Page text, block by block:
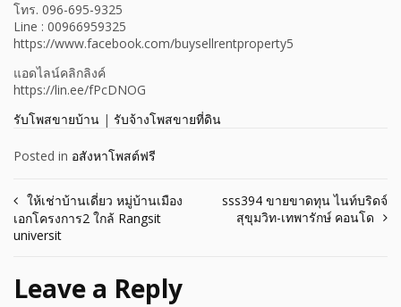
โทร. 096-695-9325
Line : 00966959325
https://www.facebook.com/buysellrentproperty5
แอดไลน์คลิกลิงค์
https://lin.ee/fPcDNOG
รับโพสขายบ้าน | รับจ้างโพสขายที่ดิน
Posted in อสังหาโพสต์ฟรี
Post
navigation
ให้เช่าบ้านเดี่ยว หมู่บ้านเมือง
เอกโครงการ2 ใกล้ Rangsit
universit
sss394 ขายขาดทุน ไนท์บริดจ์
สุขุมวิท-เทพารักษ์ คอนโด
Leave a Reply